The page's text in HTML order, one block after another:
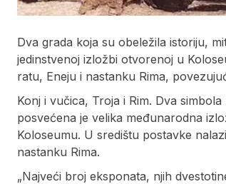
Dva grada koja su obeležila istoriju,
jedinstvenoj izložbi otvorenoj u
ratu, Eneju i nastanku Rima,
Konj i vučica, Troja i Rim. Dva
posvećena je velika međunarodna
Koloseumu. U središtu postavke
nastanku Rima.
„Najveći broj eksponata, njih